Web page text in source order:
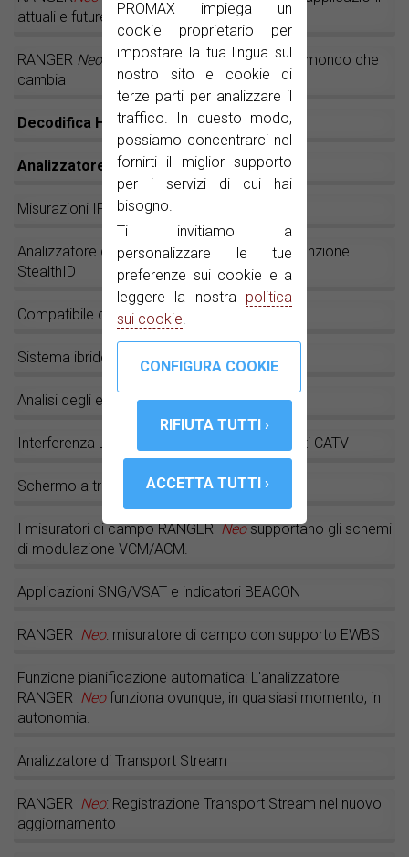
PROMAX impiega un
cookie proprietario per
impostare la tua lingua sul
nostro sito e cookie di
terze parti per analizzare il
traffico. In questo modo,
possiamo concentrarci nel
fornirti il miglior supporto
per i servizi di cui hai
bisogno.
Ti invitiamo a
personalizzare le tue
preferenze sui cookie e a
leggere la nostra politica
sui cookie
attuali e future
RANGER Neo : Il tuo strumento di analisi per il mondo che
cambia
Decodifica HEVC H.265
Analizzatore WiFi 2,4 GHz
Misurazioni IPTV sul RANGER
Analizzatore di spettri rapido e preciso con funzione
StealthID
Compatibile con LNB a banda larga (wbLNB)
Sistema ibrido: Pannello tattile + Tasti fisici
Analisi degli echi dinamici
Interferenza LTE nei sistemi SMATV e nelle reti CATV
Schermo a tripla divisione
I misuratori di campo RANGER Neosupportano gli schemi
di modulazione VCM/ACM.
Applicazioni SNG/VSAT e indicatori BEACON
RANGER Neo: misuratore di campo con supporto EWBS
Funzione pianificazione automatica: L'analizzatore
RANGER Neofunziona ovunque, in qualsiasi momento, in
autonomia.
Analizzatore di Transport Stream
RANGER Neo: Registrazione Transport Stream nel nuovo
aggiornamento